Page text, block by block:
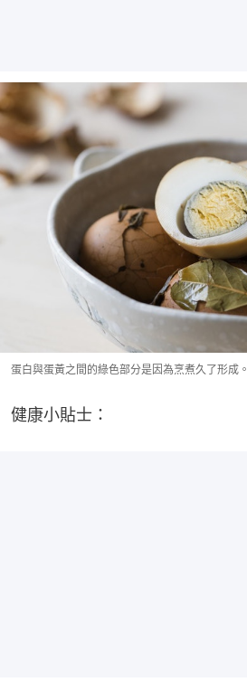
蛋白與蛋黃之間的綠色部分是因為烹煮久了形成。
健康小貼士：